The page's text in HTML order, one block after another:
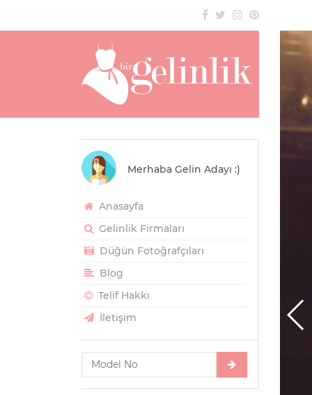
Merhaba Gelin Adayı :)
Anasayfa
Gelinlik Firmaları
Düğün Fotoğrafçıları
Blog
Telif Hakkı
İletişim